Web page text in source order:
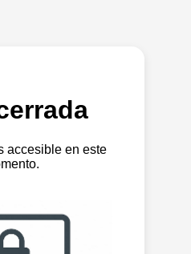
accesible en este